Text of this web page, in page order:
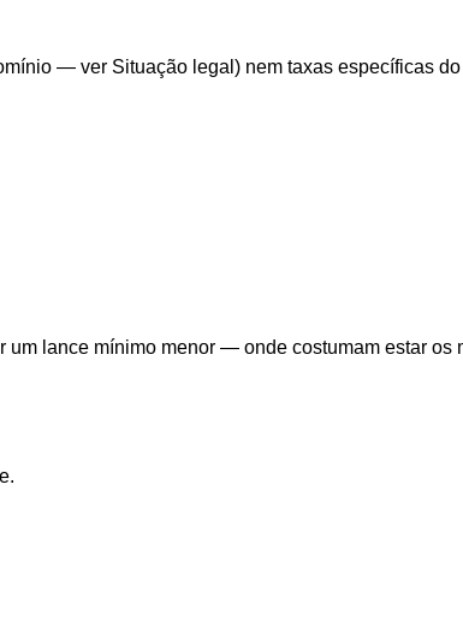
— ver Situação legal) nem taxas específicas
um lance mínimo menor — onde costumam estar os